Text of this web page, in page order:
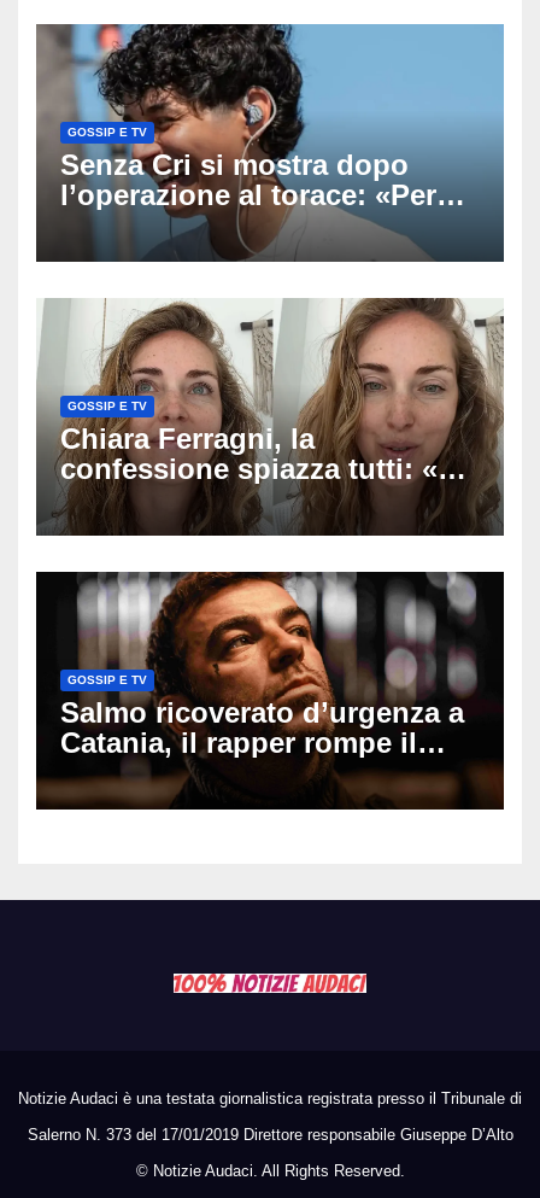
GOSSIP E TV
Senza Cri si mostra dopo
l’operazione al torace: «Per
anni mi sentivo in trappola», il
racconto sul difficile percorso
GOSSIP E TV
Chiara Ferragni, la
confessione spiazza tutti: «Un
mio ex voleva che mi rifacessi
il seno». Poi svela i ritocchi di
GOSSIP E TV
Salmo ricoverato d’urgenza a
Catania, il rapper rompe il
silenzio dopo la notte in
ospedale: come sta e cosa
Notizie Audaci è una testata giornalistica registrata presso il Tribunale di
Salerno N. 373 del 17/01/2019 Direttore responsabile Giuseppe D’Alto
© Notizie Audaci. All Rights Reserved.